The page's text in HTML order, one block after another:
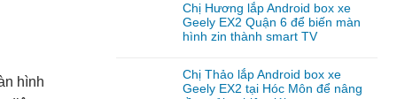
hình
Chị Hương lắp Android box xe
Geely EX2 Quận 6 để biến màn
hình zin thành smart TV
Chị Thảo lắp Android box xe
Geely EX2 tại Hóc Môn để nâng